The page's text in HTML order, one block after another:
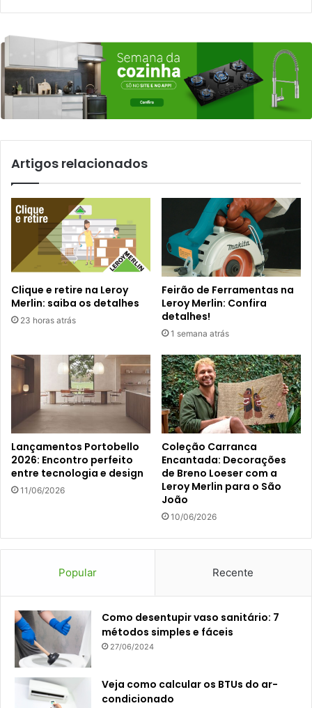
Artigos relacionados
Clique e retire na Leroy
Merlin: saiba os detalhes
23 horas atrás
Feirão de Ferramentas na
Leroy Merlin: Confira
detalhes!
1 semana atrás
Lançamentos Portobello
2026: Encontro perfeito
entre tecnologia e design
11/06/2026
Coleção Carranca
Encantada: Decorações
de Breno Loeser com a
Leroy Merlin para o São
João
10/06/2026
Popular Recente
Como desentupir vaso sanitário: 7
métodos simples e fáceis
27/06/2024
Veja como calcular os BTUs do ar-
condicionado